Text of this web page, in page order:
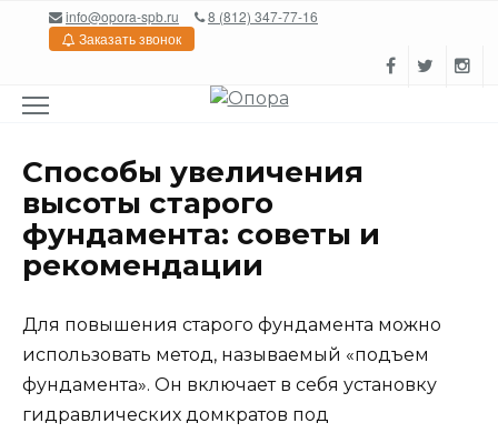
Перейтиinfo@opora-spb.ru
8 (812) 347-77-16
Заказать звонок
Способы увеличения
высоты старого
фундамента: советы и
рекомендации
Для повышения старого фундамента можно
использовать метод, называемый «подъем
фундамента». Он включает в себя установку
гидравлических домкратов под